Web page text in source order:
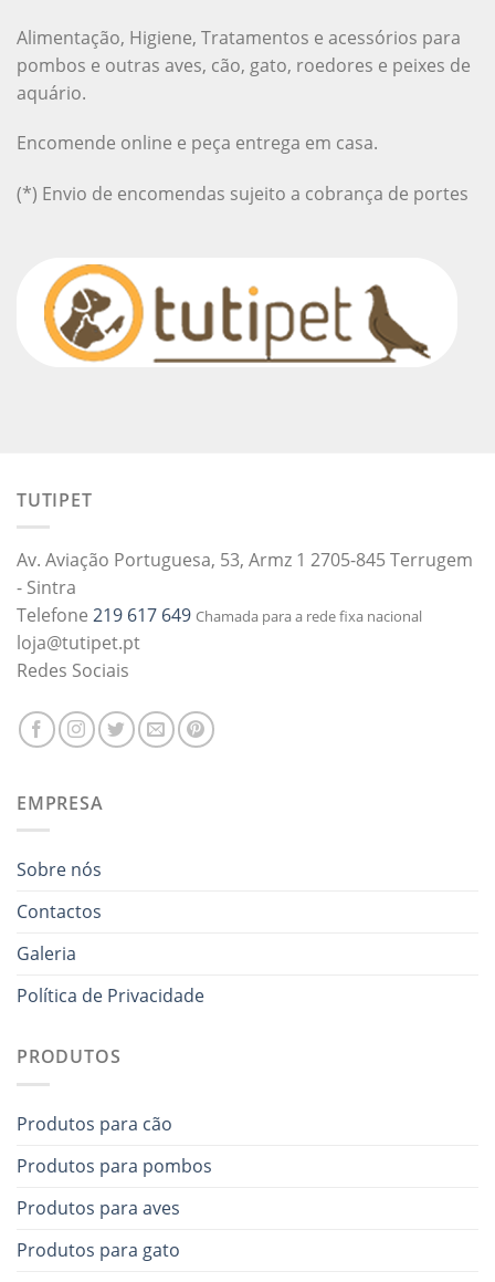
Alimentação, Higiene, Tratamentos e acessórios para
pombos e outras aves, cão, gato, roedores e peixes de
aquário.
Encomende online e peça entrega em casa.
(*) Envio de encomendas sujeito a cobrança de portes
TUTIPET
Av. Aviação Portuguesa, 53, Armz 1 2705-845 Terrugem
- Sintra
Telefone 219 617 649 Chamada para a rede fixa nacional
loja@tutipet.pt
Redes Sociais
EMPRESA
Sobre nós
Contactos
Galeria
Política de Privacidade
PRODUTOS
Produtos para cão
Produtos para pombos
Produtos para aves
Produtos para gato